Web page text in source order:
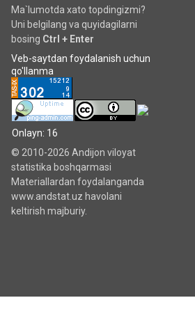
Ma`lumotda xato topdingizmi?
Uni belgilang va quyidagilarni
bosing Ctrl + Enter
Veb-saytdan foydalanish uchun
qo'llanma
Onlayn: 16
© 2010-2026 Andijon viloyat
statistika boshqarmasi
Materiallardan foydalanganda
www.andstat.uz havolani
keltirish majburiy.